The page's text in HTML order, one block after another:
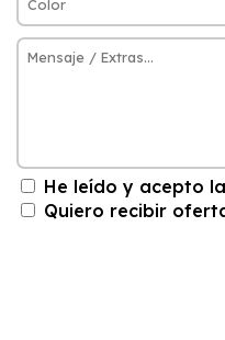
He leído y acepto la
Quiero recibir